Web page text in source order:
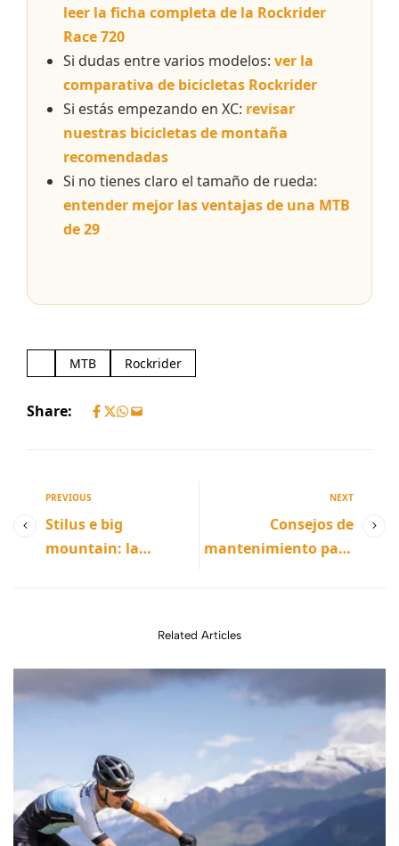
leer la ficha completa de la Rockrider
Race 720
Si dudas entre varios modelos: ver la
comparativa de bicicletas Rockrider
Si estás empezando en XC: revisar
nuestras bicicletas de montaña
recomendadas
Si no tienes claro el tamaño de rueda:
entender mejor las ventajas de una MTB
de 29
MTB Rockrider
Share:
PREVIOUS
Stilus e big
mountain: la
NEXT
Consejos de
mantenimiento para
Related Articles